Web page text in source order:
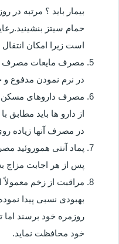
بیمار باید ؟ مرتبه
حمام سیتز
است زیرا امکان
مصرف مایعات مصرف
در نرم نمودن مدفوع و
مصرف داروهای مسکن
از دارو ها باید مطابق
در مصرف آنها زیاده
پماد آنتی هموروئید
پس از هر اجابت مزاج
مراقبت از زخم
بهبودی نسبی پیدا
روزمره خود برسند اما
خود محافظت نماید.